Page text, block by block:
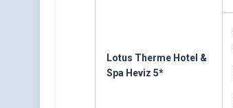
Lotus Therme Hotel &
Spa Heviz 5*